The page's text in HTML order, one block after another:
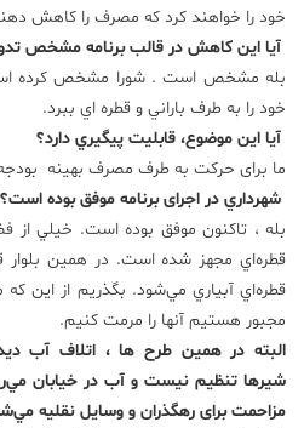
خود را خواهند کرد که مصرف را کاهش
آیا این کاهش در قالب برنامه مشخص
بله مشخص است . شورا مشخص كرده
خود را به طرف باراني و قطره اي ببرد.
آیا اين موضوع، قابليت پيگيري دارد؟
ما برای حرکت به طرف مصرف بهینه
شهرداري در اجرای برنامه موفق بوده است؟
بله ، تاكنون موفق بوده است. خيلي از
قطره‌اي مجهز شده است. در همين
قطره‌اي آبياري مي‌شود. بگذريم از اين كه
مجبور هستيم آنها را مرمت كنيم.
البته در همين طرح ها ، اتلاف آب
شيرها تنظيم نيست و آب در خيابان
مزاحمت برای رهگذران و وسايل نقليه